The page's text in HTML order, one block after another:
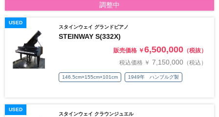
調整中
USED
スタインウェイ グランドピアノ
STEINWAY S(332X)
販売価格 ￥6,500,000 （税抜）
税込価格 ￥ 7,150,000 （税込）
146.5cm×155cm×101cm 1949年 ハンブルグ製
USED
スタインウェイ クラウンジュエル